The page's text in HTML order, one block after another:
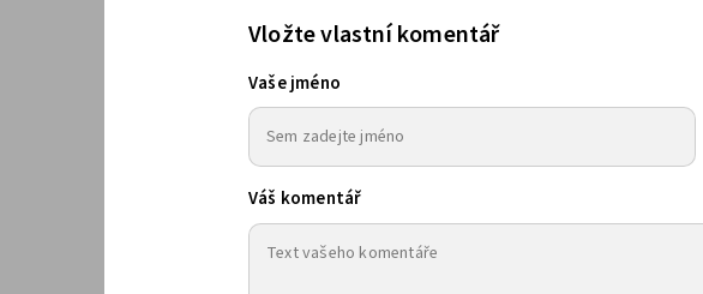
Vložte vlastní komentář
Vaše jméno
Váš komentář